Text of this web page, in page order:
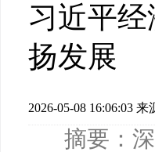
习近平
扬发展
2026-05-08 16:06:03 来
摘要：